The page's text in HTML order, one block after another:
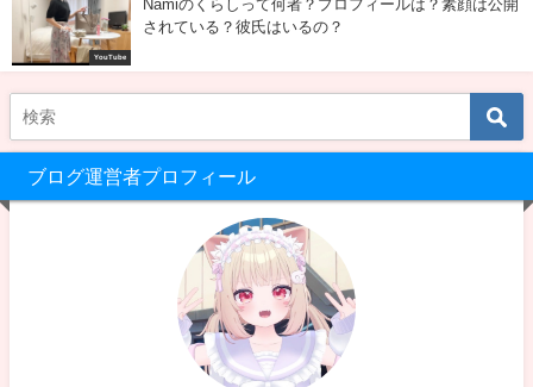
YouTube
Namiのくらしって何者？プロフィールは？素顔は公開
されている？彼氏はいるの？
ブログ運営者プロフィール